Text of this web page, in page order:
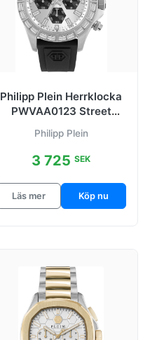
Philipp Plein Herrklocka
PWVAA0123 Street
Silverfärgad/Gummi
Philipp Plein
3 725SEK
Läs mer Köp nu